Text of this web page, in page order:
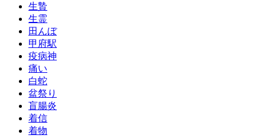
生贄
生霊
田んぼ
甲府駅
疫病神
痛い
白蛇
盆祭り
盲腸炎
着信
着物